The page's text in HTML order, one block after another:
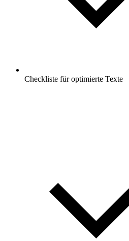
Checkliste für optimierte Texte